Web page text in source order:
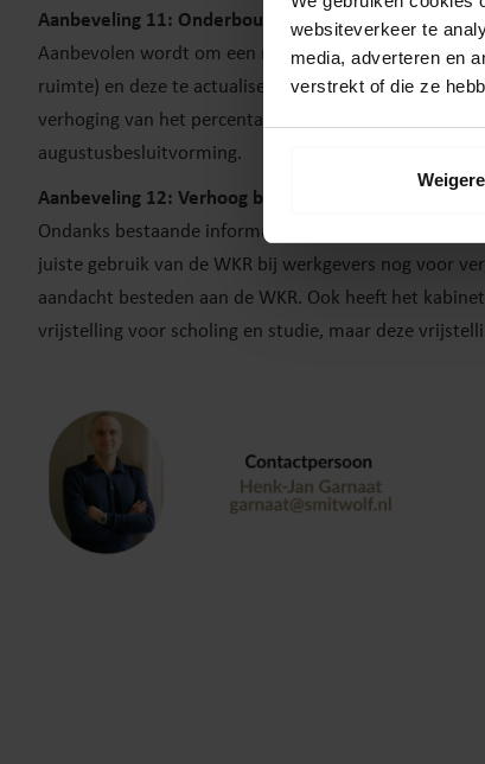
websiteverkeer te
media, adverteren en
verstrekt of die ze
Aanbeveling 11: Onderbouw eindheffingstarief en
Aanbevolen wordt om een nieuwe cijfermatige
ruimte) en deze te actualiseren. Historisch is het
verhoging van het percentage naar de huidige
augustusbesluitvorming.
Aanbeveling 12: Verhoog bekendheid met de WKR
Ondanks bestaande informatievoorziening via de
juiste gebruik van de WKR bij werkgevers nog voor
aandacht besteden aan de WKR. Ook heeft het
vrijstelling voor scholing en studie, maar deze